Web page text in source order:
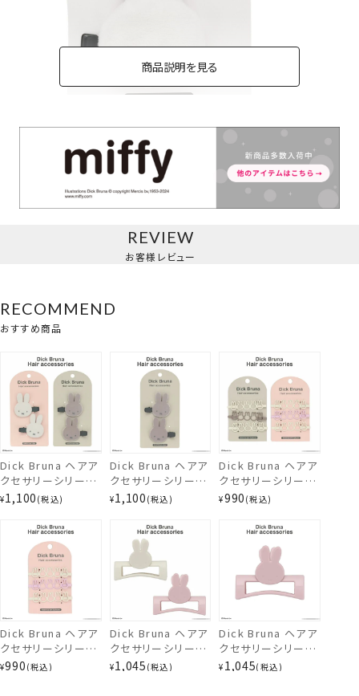
前髪クリップ＜ミッフィー＞
フロッキーダイカット前髪クリップ＜ミッフィー＞
商品説明を見る
REVIEW
お客様レビュー
RECOMMEND
おすすめ商品
Dick Bruna ヘアア
クセサリーシリーズ
フロッキーダイカッ
入 ＜ IVORY /
GREIGE ＞ アイボ
リー グレージュ ミッ
フィー shobido 粧
¥1,100 税込
Dick Bruna ヘアア
クセサリーシリーズ
フロッキーダイカッ
入 ＜ GREIGE ＞
MF46385
¥1,100 税込
Dick Bruna ヘアア
クセサリーシリーズ
シルエットアメピン
GREIGE / IVORY＆
PINK ＞ アイボリー
ピンク グレージュ
ヘアクリップ ミッフ
ィー shobido 粧美
¥990 税込
Dick Bruna ヘアア
クセサリーシリーズ
シルエットアメピン
¥990 税込
Dick Bruna ヘアア
クセサリーシリーズ
バンズクリップ ＜
¥1,045 税込
Dick Bruna ヘアア
クセサリーシリーズ
バンズクリップ ＜
¥ 1,045 税込